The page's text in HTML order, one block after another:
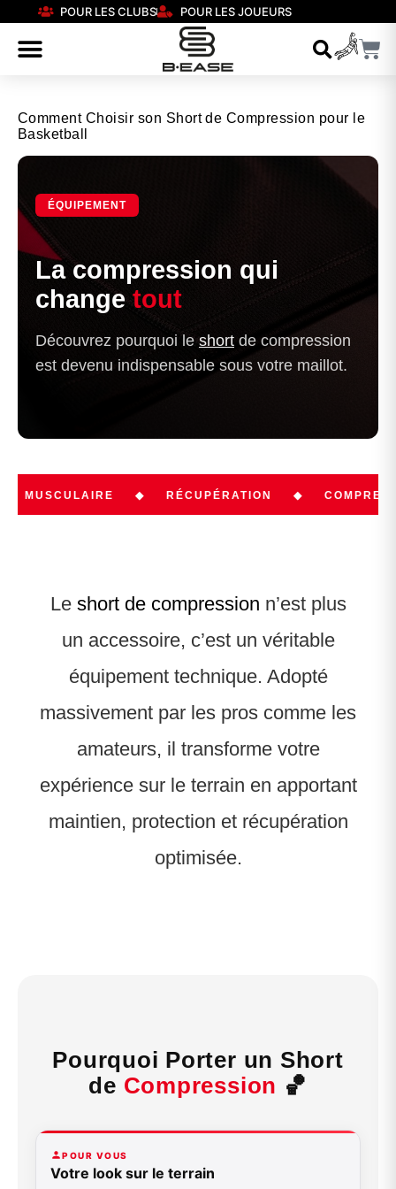
POUR LES CLUBS POUR LES JOUEURS
Comment Choisir son Short de Compression pour le
Basketball
ÉQUIPEMENT
La compression qui
changetout
Découvrez pourquoi leshort de compression
est devenu indispensable sous votre maillot.
◆ RÉCUPÉRATION ◆ COMPRESSION ◆
Le short de compression n’est plus
un accessoire, c’est un véritable
équipement technique. Adopté
massivement par les pros comme les
amateurs, il transforme votre
expérience sur le terrain en apportant
maintien, protection et récupération
optimisée.
Pourquoi Porter un Short
de Compression 🏀
POUR VOUS
Votre look sur le terrain